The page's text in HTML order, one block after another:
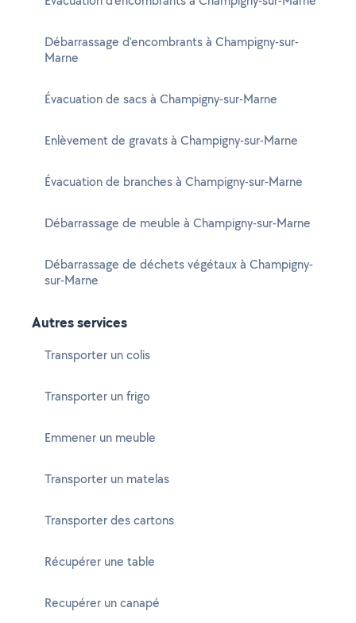
Débarrassage d'encombrants à Champigny-sur-
Marne
Évacuation de sacs à Champigny-sur-Marne
Enlèvement de gravats à Champigny-sur-Marne
Évacuation de branches à Champigny-sur-Marne
Débarrassage de meuble à Champigny-sur-Marne
Débarrassage de déchets végétaux à Champigny-
sur-Marne
Autres services
Transporter un colis
Transporter un frigo
Emmener un meuble
Transporter un matelas
Transporter des cartons
Récupérer une table
Recupérer un canapé